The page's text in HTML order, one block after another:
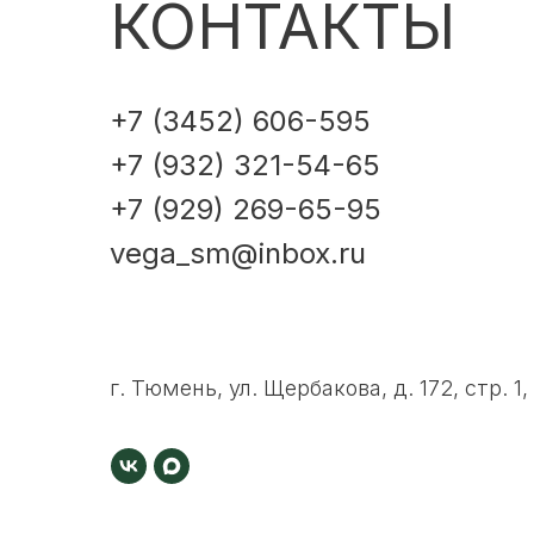
КОНТАКТЫ
+7 (3452) 606-595
+7 (932) 321-54-65
+7 (929) 269-65-95
vega_sm@inbox.ru
г. Тюмень, ул. Щербакова, д. 172, стр.